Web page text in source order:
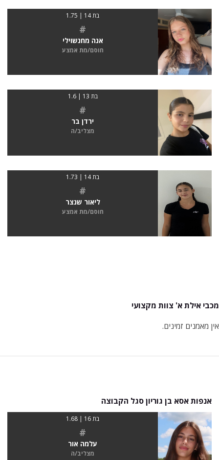
בת 14 | 1.75
#
אנה מחנשוילי
חוסם/מת אמצע
בת 13 | 1.6
#
ירדן בר
מצליב/ה
בת 14 | 1.73
#
ליאור שנצר
חוסם/מת אמצע
מכבי אילת א' צוות מקצועי
אין מאמנים זמינים.
אנפות אסא בן גוריון סגל הקבוצה
בת 16 | 1.68
#
עלמה אור
מצליב/ה